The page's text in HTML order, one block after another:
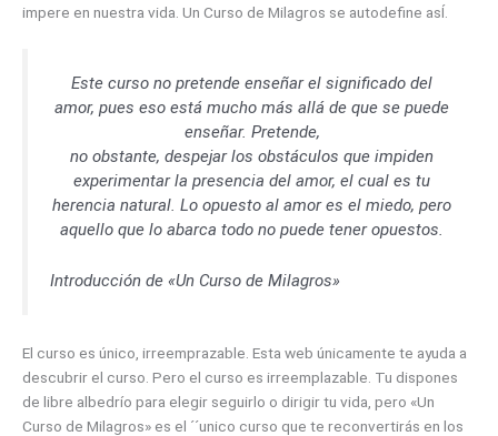
impere en nuestra vida. Un Curso de Milagros se autodefine asÍ.
Este curso no pretende enseñar el significado del
amor, pues eso está mucho más allá de que se puede
enseñar. Pretende,
no obstante, despejar los obstáculos que impiden
experimentar la presencia del amor, el cual es tu
herencia natural. Lo opuesto al amor es el miedo, pero
aquello que lo abarca todo no puede tener opuestos.
Introducción de «Un Curso de Milagros»
El curso es único, irreemprazable. Esta web únicamente te ayuda a
descubrir el curso. Pero el curso es irreemplazable. Tu dispones
de libre albedrío para elegir seguirlo o dirigir tu vida, pero «Un
Curso de Milagros» es el ´´unico curso que te reconvertirás en los